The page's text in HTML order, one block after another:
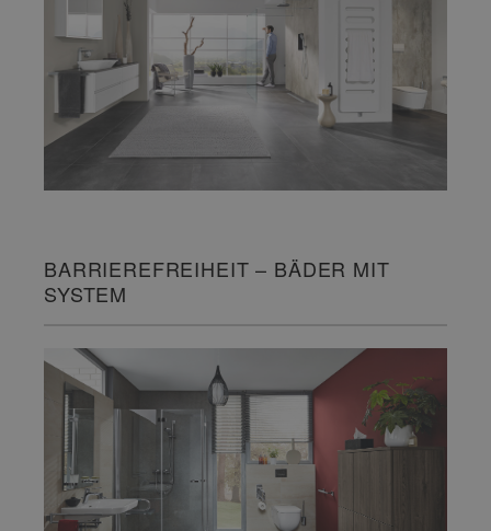
BARRIEREFREIHEIT – BÄDER MIT
SYSTEM